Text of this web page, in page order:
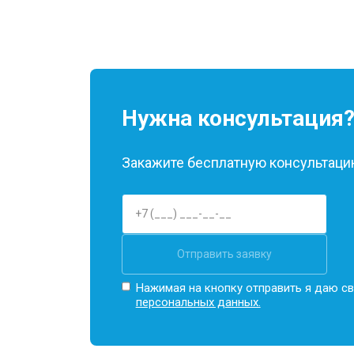
Нужна консультация?
Закажите бесплатную
Отправить заявку
Нажимая на кнопку отправить я даю
персональных данных.